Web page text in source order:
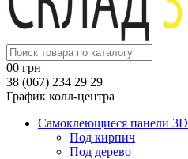
00 грн
38 (067) 234 29 29
График колл-центра
Самоклеющиеся панели 3D
Под кирпич
Под дерево